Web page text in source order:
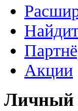
Акции
Личный